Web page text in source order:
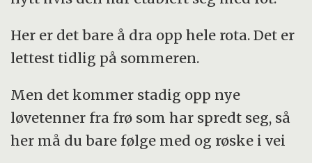
Her er det bare å dra opp hele rota. Det er
lettest tidlig på sommeren.
Men det kommer stadig opp nye
løvetenner fra frø som har spredt seg, så
her må du bare følge med og røske i vei